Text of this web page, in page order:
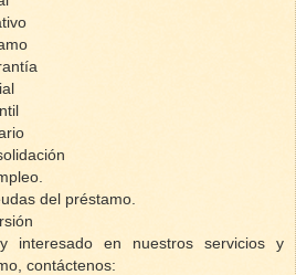
del préstamo.
interesado en nuestros servicios y
contáctenos: